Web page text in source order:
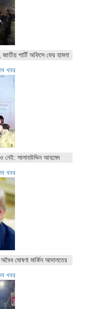
পার্টি অফিসে ফের হামলা
খবর
নেই: সালাহউদ্দিন আহমেদ
খবর
ঘোষণা মার্কিন আদালতের
খবর